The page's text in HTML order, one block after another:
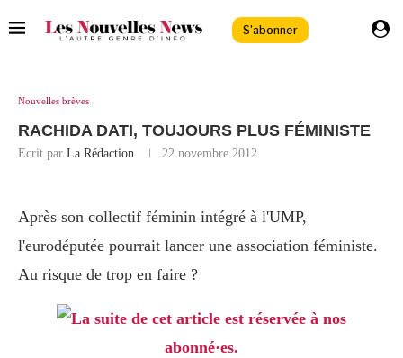
S'abonner
Nouvelles brèves
RACHIDA DATI, TOUJOURS PLUS FÉMINISTE
Ecrit par La Rédaction 22 novembre 2012
Après son collectif féminin intégré à l'UMP,
l'eurodéputée pourrait lancer une association féministe.
Au risque de trop en faire ?
La suite de cet article est réservée à nos
abonné·es.